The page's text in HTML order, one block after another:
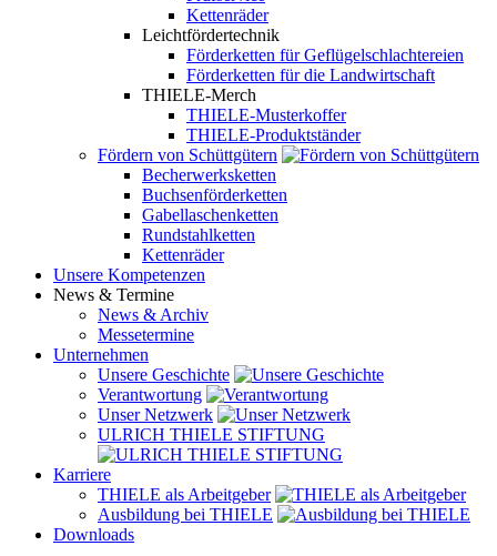
Kettenräder
Leichtfördertechnik
Förderketten für Geflügelschlachtereien
Förderketten für die Landwirtschaft
THIELE-Merch
THIELE-Musterkoffer
THIELE-Produktständer
Fördern von Schüttgütern
Becherwerksketten
Buchsenförderketten
Gabellaschenketten
Rundstahlketten
Kettenräder
Unsere Kompetenzen
News & Termine
News & Archiv
Messetermine
Unternehmen
Unsere Geschichte
Verantwortung
Unser Netzwerk
ULRICH THIELE STIFTUNG
Karriere
THIELE als Arbeitgeber
Ausbildung bei THIELE
Downloads